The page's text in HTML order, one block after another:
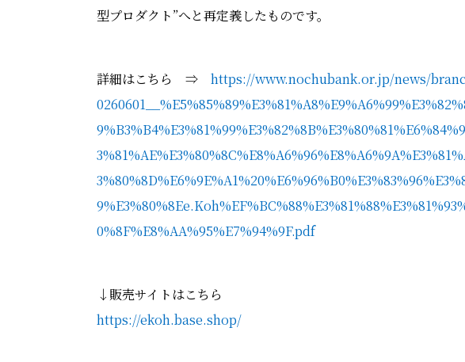
型プロダクト”へと再定義したものです。
詳細はこちら ⇒ https://www.nochubank.or.jp/news/
0%8F%E8%AA%95%E7%94%9F.pdf
↓販売サイトはこちら
https://ekoh.base.shop/